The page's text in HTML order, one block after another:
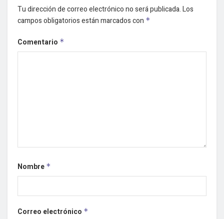
Tu dirección de correo electrónico no será publicada.Los
campos obligatorios están marcados con *
Comentario *
Nombre *
Correo electrónico *